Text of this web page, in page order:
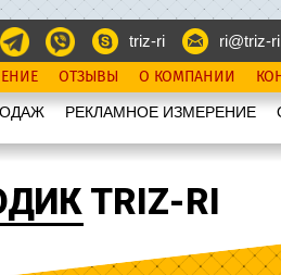
triz-ri ri@triz-
ОТЗЫВЫ О КОМПАНИИ
РЕКЛАМНОЕ ИЗМЕРЕНИЕ
TRIZ-RI